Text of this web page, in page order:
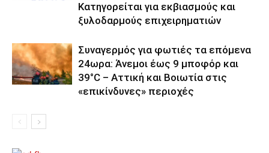
Κατηγορείται για εκβιασμούς και
ξυλοδαρμούς επιχειρηματιών
Συναγερμός για φωτιές τα επόμενα
24ωρα: Άνεμοι έως 9 μποφόρ και
39°C – Αττική και Βοιωτία στις
«επικίνδυνες» περιοχές